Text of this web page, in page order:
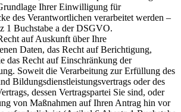
Ihrer Einwilligung für
des Verantwortlichen verarbeitet werden –
1 Buchstabe a der DSGVO.
auf Auskunft über Ihre
Daten, das Recht auf Berichtigung,
das Recht auf Einschränkung der
Soweit die Verarbeitung zur Erfüllung des
Bildungsdienstleistungsvertrags oder des
dessen Vertragspartei Sie sind, oder
von Maßnahmen auf Ihren Antrag hin vor